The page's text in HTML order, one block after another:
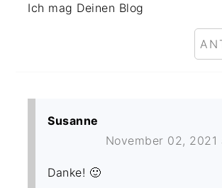
Ich mag Deinen Blog
Susanne
November 02, 2021
Danke! 🙂